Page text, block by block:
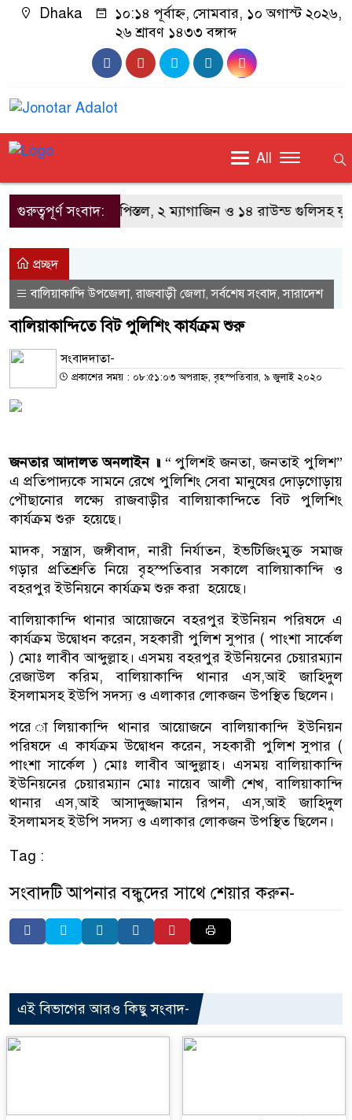
Dhaka
১০:১৪ পূর্বাহ্ন, সোমবার, ১০ অগাস্ট ২০২৬,
২৬ শ্রাবণ ১৪৩৩ বঙ্গাব্দ
All
গুরুত্বপূর্ণ সংবাদ:
বেনাপোলে বিদেশি পিস্তল, ২ ম্যাগাজিন ও ১৪ রাউন্ড গুলিসহ যুবক
প্রচ্ছদ
বালিয়াকান্দি উপজেলা,রাজবাড়ী জেলা,সর্বশেষ সংবাদ,সারাদেশ
বালিয়াকান্দিতে বিট পুলিশিং কার্যক্রম শুরু
সংবাদদাতা-
প্রকাশের সময় : ০৮:৫১:০৩ অপরাহ্ন, বৃহস্পতিবার, ৯ জুলাই ২০২০
জনতার আদালত অনলাইন ॥“ পুলিশই জনতা, জনতাই পুলিশ”
এ প্রতিপাদ্যকে সামনে রেখে পুলিশিং সেবা মানুষের দোড়গোড়ায়
পৌছানোর লক্ষ্যে রাজবাড়ীর বালিয়াকান্দিতে বিট পুলিশিং
কার্যক্রম শুরু হয়েছে।
মাদক, সন্ত্রাস, জঙ্গীবাদ, নারী নির্যাতন, ইভটিজিংমুক্ত সমাজ
গড়ার প্রতিশ্রুতি নিয়ে বৃহস্পতিবার সকালে বালিয়াকান্দি ও
বহরপুর ইউনিয়নে কার্যক্রম শুরু করা হয়েছে।
বালিয়াকান্দি থানার আয়োজনে বহরপুর ইউনিয়ন পরিষদে এ
কার্যক্রম উদ্বোধন করেন, সহকারী পুলিশ সুপার ( পাংশা সার্কেল
) মোঃ লাবীব আব্দুল্লাহ। এসময় বহরপুর ইউনিয়নের চেয়ারম্যান
রেজাউল করিম, বালিয়াকান্দি থানার এস,আই জাহিদুল
ইসলামসহ ইউপি সদস্য ও এলাকার লোকজন উপস্থিত ছিলেন।
পরে ালিয়াকান্দি থানার আয়োজনে বালিয়াকান্দি ইউনিয়ন
পরিষদে এ কার্যক্রম উদ্বোধন করেন, সহকারী পুলিশ সুপার (
পাংশা সার্কেল ) মোঃ লাবীব আব্দুল্লাহ। এসময় বালিয়াকান্দি
ইউনিয়নের চেয়ারম্যান মোঃ নায়েব আলী শেখ, বালিয়াকান্দি
থানার এস,আই আসাদুজ্জামান রিপন, এস,আই জাহিদুল
ইসলামসহ ইউপি সদস্য ও এলাকার লোকজন উপস্থিত ছিলেন।
Tag :
সংবাদটি আপনার বন্ধুদের সাথে শেয়ার করুন-
এই বিভাগের আরও কিছু সংবাদ-